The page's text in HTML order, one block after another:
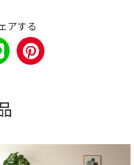
アする